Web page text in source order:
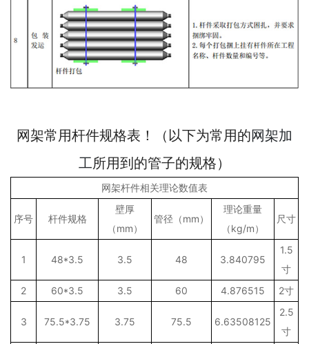
网架常用杆件规格表！（以下为常用的网架加
工所用到的管子的规格）
网架杆件相关理论数值表
序号 杆件规格
壁厚
（mm）
管径（mm）
理论重量
（kg/m）
尺寸
1 48*3.5 3.5 48 3.840795
1.5
寸
2
60*3.5 3.5 60 4.876515 2寸
3 75.5*3.75 3.75 75.5 6.63508125
2.5
寸